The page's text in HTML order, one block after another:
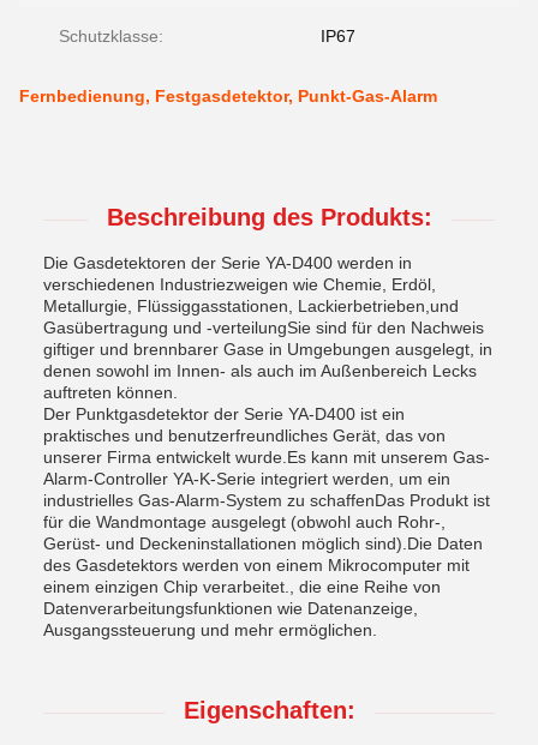
Schutzklasse: IP67
Fernbedienung, Festgasdetektor, Punkt-Gas-Alarm
Beschreibung des Produkts:
Die Gasdetektoren der Serie YA-D400 werden in
verschiedenen Industriezweigen wie Chemie, Erdöl,
Metallurgie, Flüssiggasstationen, Lackierbetrieben,und
Gasübertragung und -verteilungSie sind für den Nachweis
giftiger und brennbarer Gase in Umgebungen ausgelegt, in
denen sowohl im Innen- als auch im Außenbereich Lecks
auftreten können.
Der Punktgasdetektor der Serie YA-D400 ist ein
praktisches und benutzerfreundliches Gerät, das von
unserer Firma entwickelt wurde.Es kann mit unserem Gas-
Alarm-Controller YA-K-Serie integriert werden, um ein
industrielles Gas-Alarm-System zu schaffenDas Produkt ist
für die Wandmontage ausgelegt (obwohl auch Rohr-,
Gerüst- und Deckeninstallationen möglich sind).Die Daten
des Gasdetektors werden von einem Mikrocomputer mit
einem einzigen Chip verarbeitet., die eine Reihe von
Datenverarbeitungsfunktionen wie Datenanzeige,
Ausgangssteuerung und mehr ermöglichen.
Eigenschaften: